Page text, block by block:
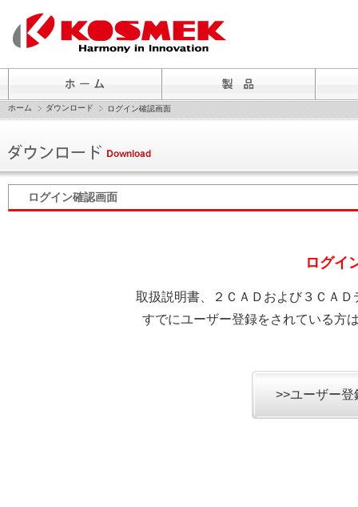
ホーム ダウンロード ログイン確認画面
ログイン確認画面
ログイ
取扱説明書、２ＣＡＤおよび３ＣＡ
すでにユーザー登録をされている方
>>ユーザー